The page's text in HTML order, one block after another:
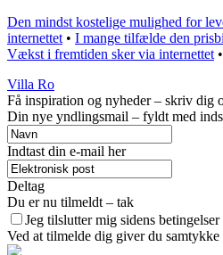
Den mindst kostelige mulighed for
internettet • I mange tilfælde den
Vækst i fremtiden sker via internettet •
Villa Ro
Få inspiration og nyheder – skriv dig
Din nye yndlingsmail – fyldt med
Indtast din e-mail her
Deltag
Du er nu tilmeldt – tak
Jeg tilslutter mig sidens
Ved at tilmelde dig giver du